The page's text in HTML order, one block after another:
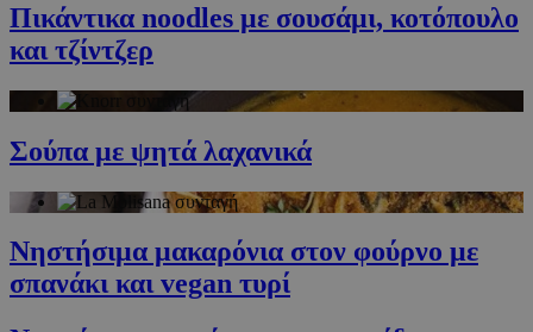
Πικάντικα noodles με σουσάμι, κοτόπουλο
και τζίντζερ
Σούπα με ψητά λαχανικά
Νηστήσιμα μακαρόνια στον φούρνο με
σπανάκι και vegan τυρί